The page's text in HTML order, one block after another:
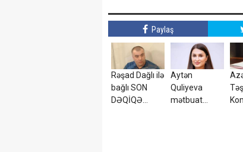
Paylaş
Rəşad Dağlı ilə
bağlı SON
DƏQİQƏ
Aytən
Quliyeva
mətbuat